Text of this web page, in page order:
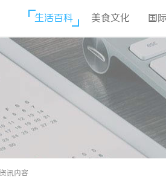
生活百科 美食文化 国
资讯内容